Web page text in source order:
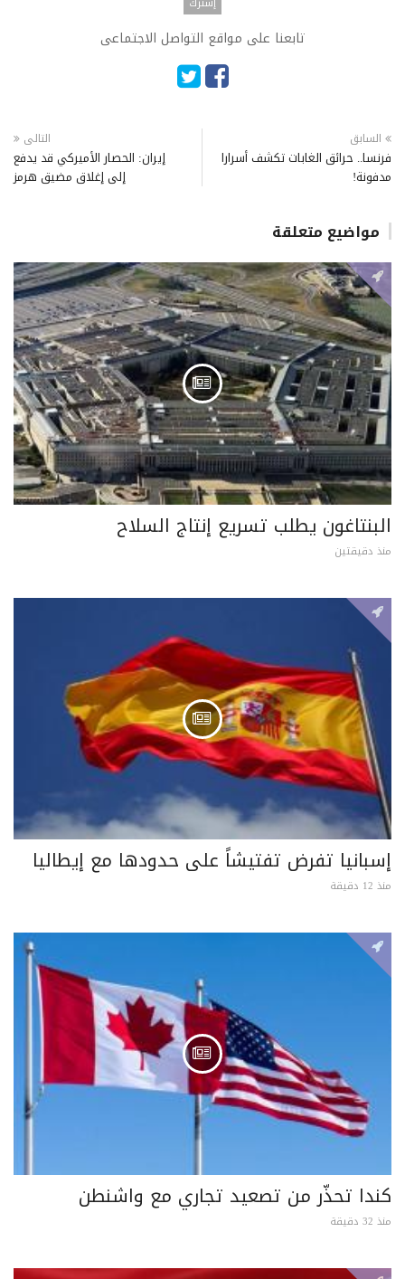
تابعنا على مواقع التواصل الاجتماعى
السابق
فرنسا.. حرائق الغابات تكشف أسرارا
مدفونة!
التالى
إيران: الحصار الأميركي قد يدفع
إلى إغلاق مضيق هرمز
مواضيع متعلقة
البنتاغون يطلب تسريع إنتاج السلاح
منذ دقيقتين
إسبانيا تفرض تفتيشاً على حدودها مع إيطاليا
منذ 12 دقيقة
كندا تحذّر من تصعيد تجاري مع واشنطن
منذ 32 دقيقة